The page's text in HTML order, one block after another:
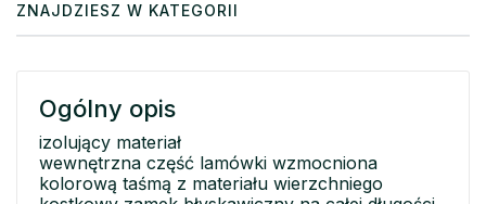
ZNAJDZIESZ W KATEGORII
Ogólny opis
izolujący materiał
wewnętrzna część lamówki wzmocniona
kolorową taśmą z materiału wierzchniego